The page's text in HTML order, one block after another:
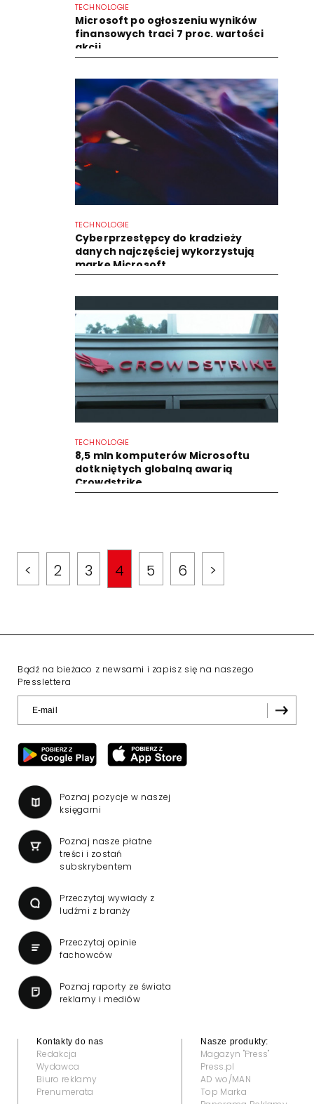
TECHNOLOGIE
Microsoft po ogłoszeniu wyników
finansowych traci 7 proc. wartości
akcji
TECHNOLOGIE
Cyberprzestępcy do kradzieży
danych najczęściej wykorzystują
markę Microsoft
TECHNOLOGIE
8,5 mln komputerów Microsoftu
dotkniętych globalną awarią
Crowdstrike
< 2 3 4 5 6 >
Bądź na bieżaco z newsami i zapisz się na naszego
Presslettera
Poznaj pozycje w naszej
księgarni
Poznaj nasze płatne
treści i zostań
subskrybentem
Przeczytaj wywiady z
ludźmi z branży
Przeczytaj opinie
fachowców
Poznaj raporty ze świata
reklamy i mediów
Kontakty do nas
Redakcja
Wydawca
Biuro reklamy
Prenumerata
Nasze produkty:
Magazyn "Press"
Press.pl
AD wo/MAN
Top Marka